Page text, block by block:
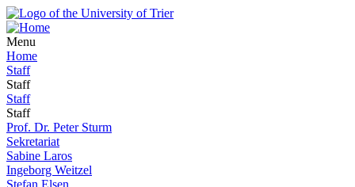
Menu
Home
Staff
Staff
Staff
Staff
Prof. Dr. Peter Sturm
Sekretariat
Sabine Laros
Ingeborg Weitzel
Stefan Elsen